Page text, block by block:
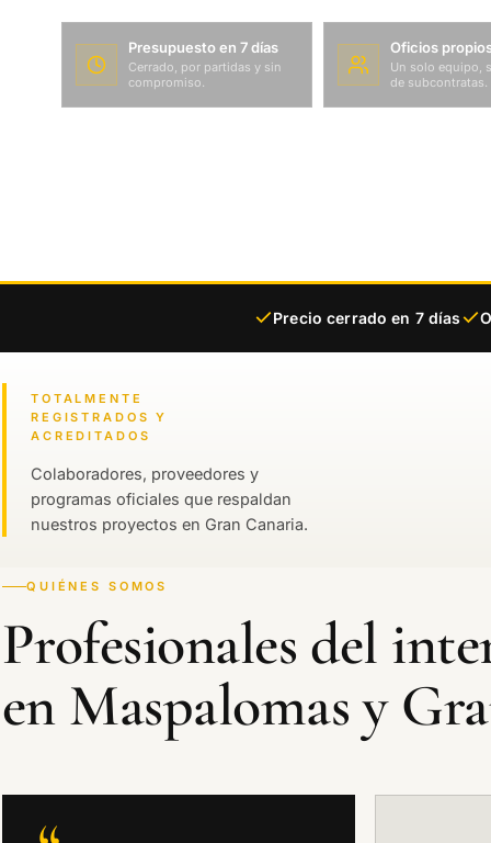
Presupuesto en 7 días
Cerrado, por partidas y sin
compromiso.
Oficios
Un solo equipo,
de subcontratas.
Precio cerrado en 7 días
TOTALMENTE
REGISTRADOS Y
ACREDITADOS
Colaboradores, proveedores y
programas oficiales que respaldan
nuestros proyectos en Gran Canaria.
QUIÉNES SOMOS
Profesionales del
en Maspalomas y